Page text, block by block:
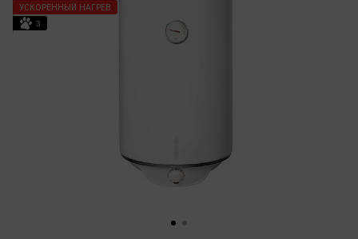
УСКОРЕННЫЙ НАГРЕВ
3